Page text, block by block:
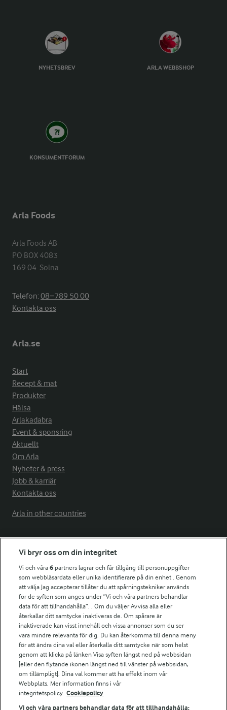
NYHETSBREV ARLA WEBBSHOP
KONSUMENTFORUM
Arla Foods
Arla Foods AB
PO BOX 4083
169 04  Solna
Telefon:08−789 50 00
Kontakta oss
Arla.se
Start
Recept & mat
Produkter
Hälsa
Arlakadabra
Event & sponsring
Aktuellt
Om Arla
Nyheter & press
Jobb & karriär
Kontakta oss
Arla in other countries
Fler Arlasajter
För ägare
Arlas kundportal
Arla.com
Falbygdens Ost
Arla webbshop
Bildbank
Följ oss
Vi bryr oss om din integritet
Vi och våra6 partners lagrar och får tillgång till personuppgifter
som webbläsardata eller unika identifierare på din enhet . Genom
att välja Jag accepterar tillåter du att spårningstekniker används
för de syften som anges under ”Vi och våra partners behandlar
data för att tillhandahålla”. . Om du väljer Avvisa alla eller
återkallar ditt samtycke inaktiveras de. Om spårare är
inaktiverade kan visst innehåll och vissa annonser som du ser
vara mindre relevanta för dig. Du kan återkomma till denna meny
för att ändra dina val eller återkalla ditt samtycke när som helst
genom att klicka på länken Visa syften längst ned på webbsidan
[eller den flytande ikonen längst ned till vänster på webbsidan,
om tillämpligt]. Dina val kommer att ha effekt inom vår
Webbplats. Mer information finns i vår
integritetspolicy. Cookiepolicy
Vi och våra partners behandlar data för att tillhandahålla: